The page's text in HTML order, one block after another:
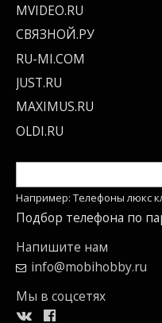
MVIDEO.RU
СВЯЗНОЙ.РУ
RU-MI.COM
JUST.RU
MAXIMUS.RU
OLDI.RU
Например: Телефоны люкс
Подбор телефона по
Напишите нам
info@mobihobby.ru
Мы в соцсетях